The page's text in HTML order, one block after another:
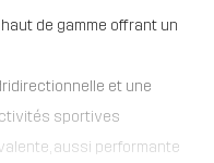
de gamme offrant un
et une
sportives
aussi performante